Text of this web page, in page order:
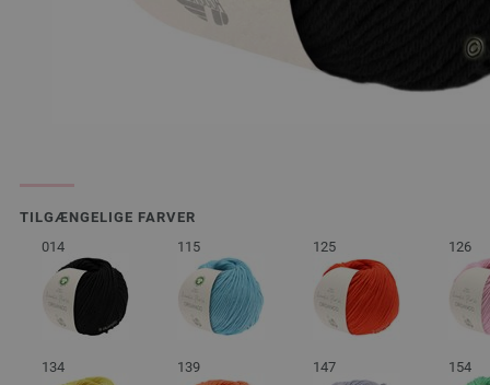
TILGÆNGELIGE FARVER
014
115 125 126
134 139 147 154